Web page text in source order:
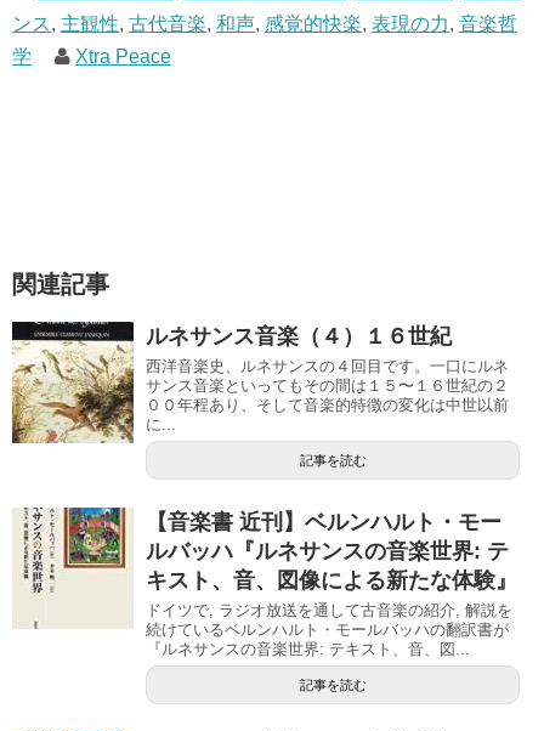
ンス, 主観性, 古代音楽, 和声, 感覚的快楽, 表現の力, 音楽哲
学
Xtra Peace
関連記事
ルネサンス音楽（４）１６世紀
西洋音楽史、ルネサンスの４回目です。一口にルネ
サンス音楽といってもその間は１５〜１６世紀の２
００年程あり、そして音楽的特徴の変化は中世以前
に...
記事を読む
【音楽書 近刊】ベルンハルト・モー
ルバッハ『ルネサンスの音楽世界: テ
キスト、音、図像による新たな体験』
ドイツで, ラジオ放送を通して古音楽の紹介, 解説を
続けているベルンハルト・モールバッハの翻訳書が
『ルネサンスの音楽世界: テキスト、音、図...
記事を読む